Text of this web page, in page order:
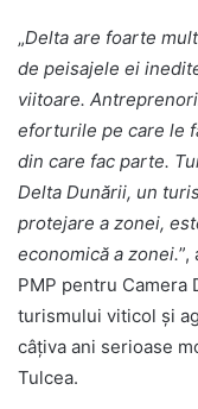
„Delta are foarte
de peisajele ei
viitoare.
eforturile pe care le
din care fac parte.
Delta Dunării, un
protejare a zonei,
economică a zonei.
PMP pentru Camera
turismului viticol și
câțiva ani serioase
Tulcea.